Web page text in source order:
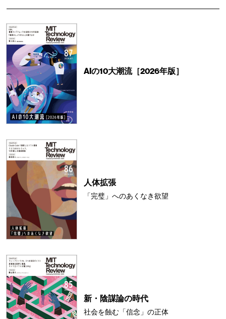
AIの10大潮流［2026年版］
人体拡張
「完璧」へのあくなき欲望
新・陰謀論の時代
社会を蝕む「信念」の正体